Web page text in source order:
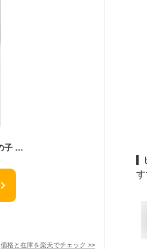
クーポン【早割り セール 15％OFF】卒業式 スーツ 男の子 発表会 結婚式 おしゃれ スーツ 7点 チェックベストスリーピーススーツ 140 150 160 170cm （8301-5602）CHOPIN/ショパン [男の子 受験 服 中学受験 ジュニア キッズ ピアノ バイオリン 小学生フォーマル］
価格と在庫を楽天でチェック >>